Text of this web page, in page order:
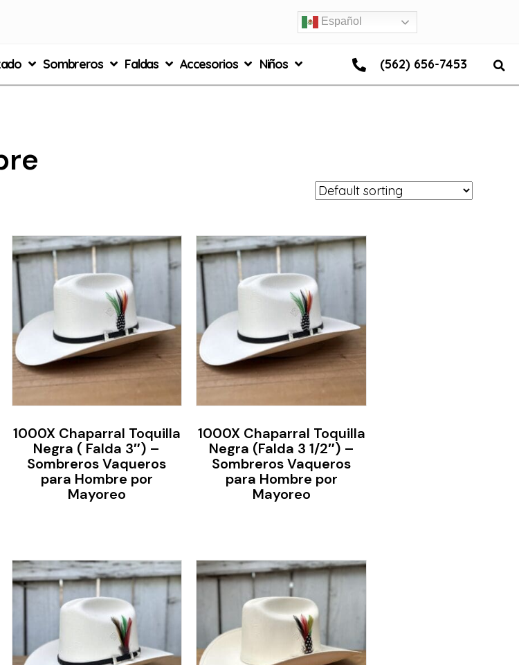
Español
Sombreros Faldas Accesorios Niños (562) 656-7453
1000X Chaparral Toquilla
Negra ( Falda 3″) –
Sombreros Vaqueros
para Hombre por
Mayoreo
1000X Chaparral Toquilla
Negra (Falda 3 1/2″) –
Sombreros Vaqueros
para Hombre por
Mayoreo